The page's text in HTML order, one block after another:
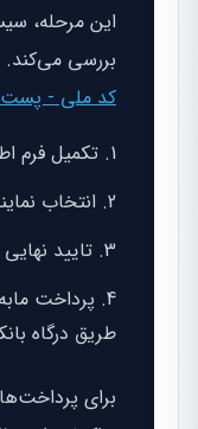
این مرحله،
بررسی می‌کند.
کد ملی - پست
تکمیل فرم
انتخاب
تایید نهایی
پرداخت
طریق درگاه
برای